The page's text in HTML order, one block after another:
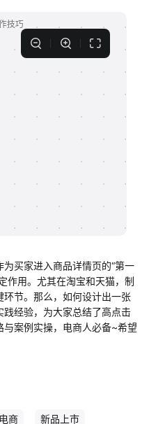
买家进入商品详情页的“第一
作用。尤其在淘宝和天猫，制
节。那么，如何设计出一张
经验，为大家总结了高点击
案例实操，电商人必备~希望
电商 新品上市